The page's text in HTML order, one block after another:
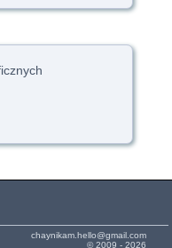
chaynikam.hello@gmail.com
© 2009 - 2026